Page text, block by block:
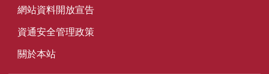
網站資料開放宣告
資通安全管理政策
關於本站